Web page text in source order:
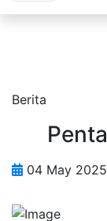
Berita
04 May